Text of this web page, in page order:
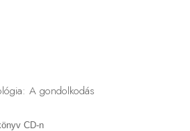
A gondolkodás
CD-n